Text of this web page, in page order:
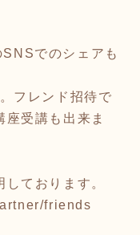
でのシェアも
フレンド招待で
座受講も出来ま
ております。
friends